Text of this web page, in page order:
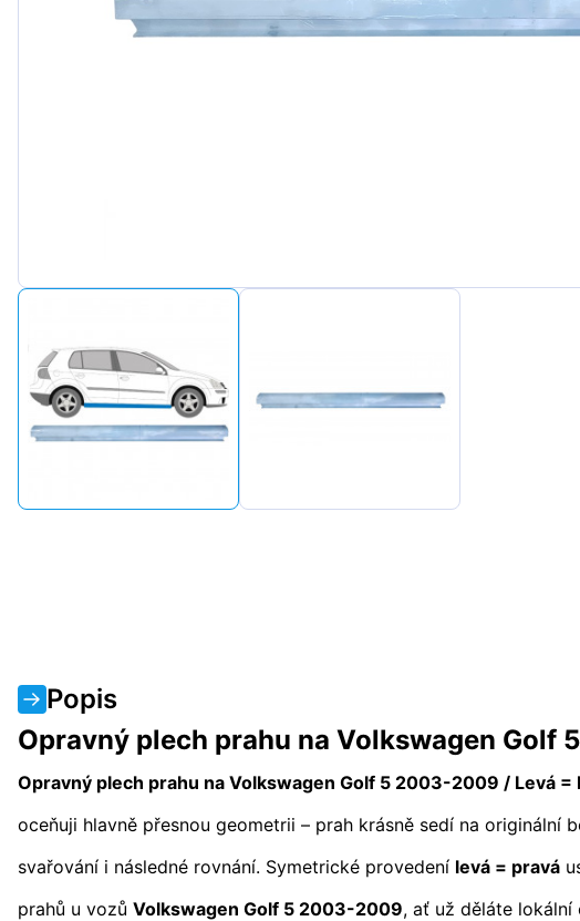
Opel Vauxhall
Tesla
Popis
Opravný plech prahu na Volkswagen Golf
Opravný plech prahu na Volkswagen Golf 5 2003-2009 / Levá =
oceňuji hlavně přesnou geometrii – prah krásně sedí na
svařování i následné rovnání. Symetrické provedení levá = pravá
prahů u vozů Volkswagen Golf 5 2003-2009, ať už děláte lokální